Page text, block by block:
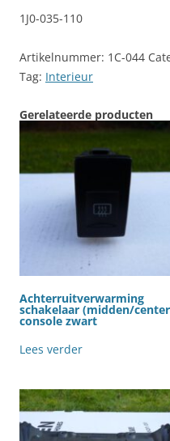
1J0-035-110
Artikelnummer: 1C-044
Tag: Interieur
Gerelateerde producten
Achterruitverwarming
schakelaar (midden/
console zwart
Lees verder